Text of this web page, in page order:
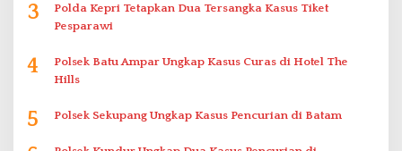
3
Polda Kepri Tetapkan Dua Tersangka Kasus Tiket
Pesparawi
4
Polsek Batu Ampar Ungkap Kasus Curas di Hotel The
Hills
5 Polsek Sekupang Ungkap Kasus Pencurian di Batam